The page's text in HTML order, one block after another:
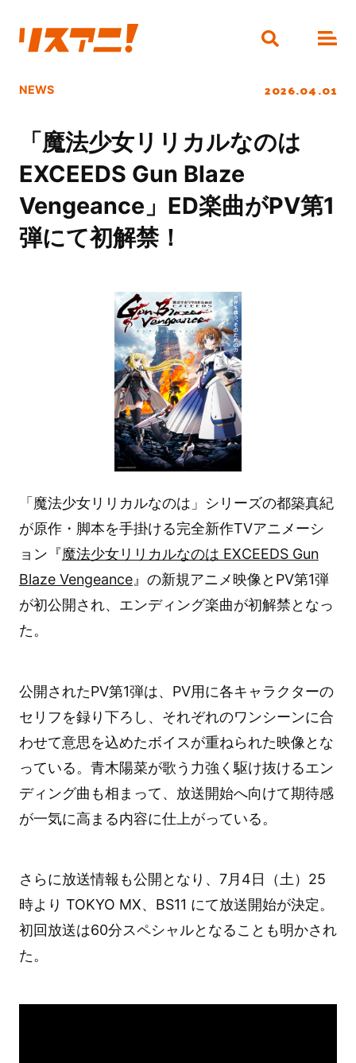
NEWS 2026.04.01
「魔法少女リリカルなのは
EXCEEDS Gun Blaze
Vengeance」ED楽曲がPV第1
弾にて初解禁！
「魔法少女リリカルなのは」シリーズの都築真紀
が原作・脚本を手掛ける完全新作TVアニメーシ
ョン『魔法少女リリカルなのは EXCEEDS Gun
Blaze Vengeance』の新規アニメ映像とPV第1弾
が初公開され、エンディング楽曲が初解禁となっ
た。
公開されたPV第1弾は、PV用に各キャラクターの
セリフを録り下ろし、それぞれのワンシーンに合
わせて意思を込めたボイスが重ねられた映像とな
っている。青木陽菜が歌う力強く駆け抜けるエン
ディング曲も相まって、放送開始へ向けて期待感
が一気に高まる内容に仕上がっている。
さらに放送情報も公開となり、7月4日（土）25
時より TOKYO MX、BS11 にて放送開始が決定。
初回放送は60分スペシャルとなることも明かされ
た。